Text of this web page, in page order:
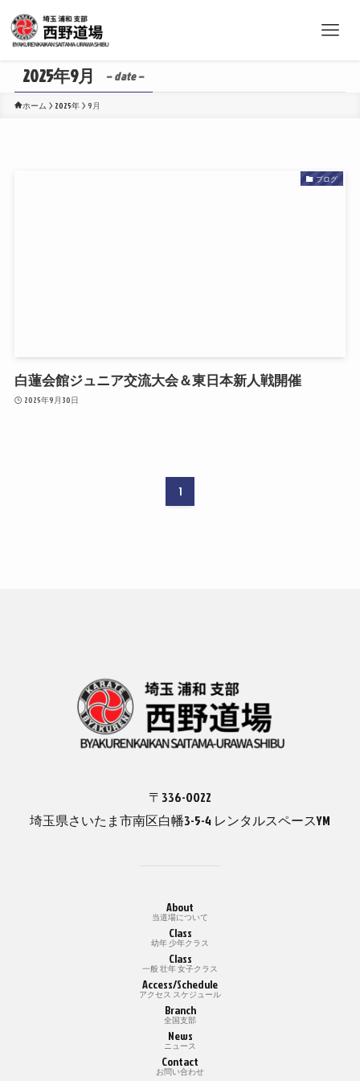
2025年9月 – date –
ホーム 2025年 9月
ブログ
白蓮会館ジュニア交流大会＆東日本新人戦開催
2025年9月30日
1
〒336-0022
埼玉県さいたま市南区白幡3-5-4 レンタルスペースYM
About
当道場について
Class
幼年 少年クラス
Class
一般 壮年 女子クラス
Access/Schedule
アクセス スケジュール
Branch
全国支部
News
ニュース
Contact
お問い合わせ